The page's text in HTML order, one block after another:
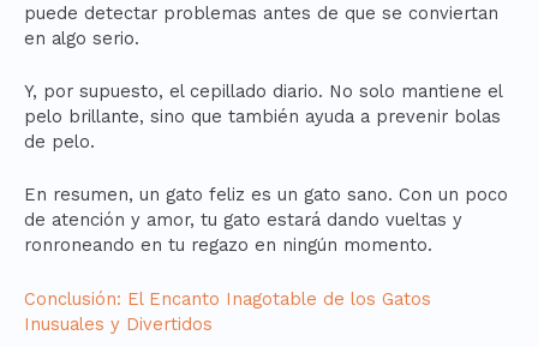
puede detectar problemas antes de que se conviertan
en algo serio.
Y, por supuesto, el cepillado diario. No solo mantiene el
pelo brillante, sino que también ayuda a prevenir bolas
de pelo.
En resumen, un gato feliz es un gato sano. Con un poco
de atención y amor, tu gato estará dando vueltas y
ronroneando en tu regazo en ningún momento.
Conclusión: El Encanto Inagotable de los Gatos
Inusuales y Divertidos